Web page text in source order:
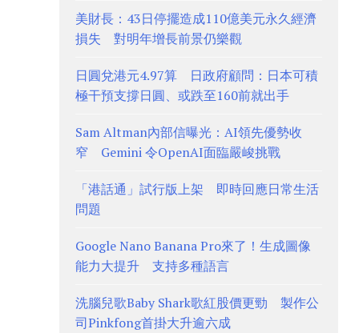
美財長：43日停擺造成110億美元永久經濟
損失 對明年增長前景仍樂觀
日圓兌港元4.97算 日政府顧問：日本可積
極干預支撐日圓、或跌至160前就出手
Sam Altman內部信曝光：AI領先優勢收
窄 Gemini 令OpenAI面臨嚴峻挑戰
「港話通」試行版上架 即時回應日常生活
問題
Google Nano Banana Pro來了！生成圖像
能力大提升 支持多種語言
洗腦兒歌Baby Shark歌紅股價更勁 製作公
司Pinkfong首掛大升逾六成